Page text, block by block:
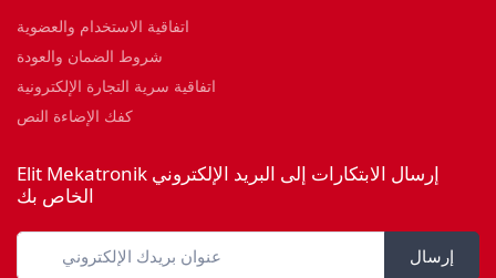
اتفاقية الاستخدام والعضوية
شروط الضمان والعودة
اتفاقية سرية التجارة الإلكترونية
كفك الإضاءة النص
Elit Mekatronik إرسال الابتكارات إلى البريد الإلكتروني
الخاص بك
إرسال